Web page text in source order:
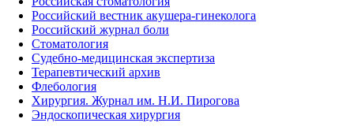
Российский вестник акушера-гинеколога
Российский журнал боли
Стоматология
Судебно-медицинская экспертиза
Терапевтический архив
Флебология
Хирургия. Журнал им. Н.И. Пирогова
Эндоскопическая хирургия